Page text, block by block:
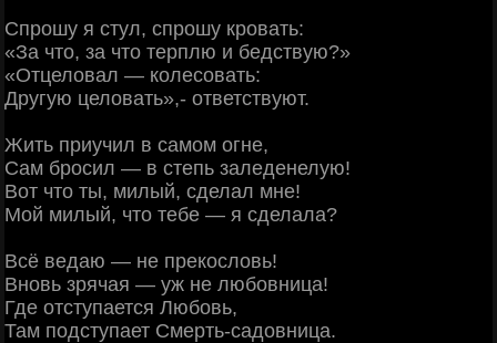
Спрошу я стул, спрошу кровать:
«За что, за что терплю и бедствую?»
«Отцеловал — колесовать:
Другую целовать»,- ответствуют.
Жить приучил в самом огне,
Сам бросил — в степь заледенелую!
Вот что ты, милый, сделал мне!
Мой милый, что тебе — я сделала?
Всё ведаю — не прекословь!
Вновь зрячая — уж не любовница!
Где отступается Любовь,
Там подступает Смерть-садовница.